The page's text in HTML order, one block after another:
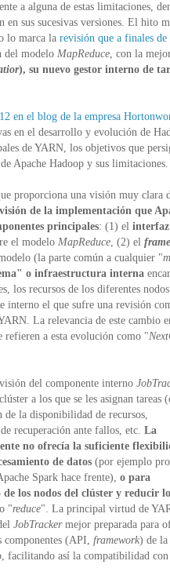
a alguna de estas limitaciones,
en sus sucesivas versiones. El hito
lo marca la revisión que a finales de
del modelo MapReduce, con la
), su nuevo gestor interno de
en el blog de la empresa
en el desarrollo y evolución de
de YARN, los objetivos que
Apache Hadoop y sus limitaciones.
proporciona una visión muy clara
de la implementación que
principales: (1) el
el modelo MapReduce, (2) el
(la parte común a cualquier "
o infraestructura interna
los recursos de los diferentes
interno el que sufre una revisión
La relevancia de este cambio
refieren a esta evolución como "
del componente interno
a los que se les asignan tareas
la disponibilidad de recursos,
recuperación ante fallos, etc. La
no ofrecía la suficiente
de datos (por ejemplo
Spark hace frente), o para
los nodos del clúster y reducir
"reduce". La principal virtud de
JobTracker mejor preparada para
componentes (API, framework) de la
facilitando así la compatibilidad con